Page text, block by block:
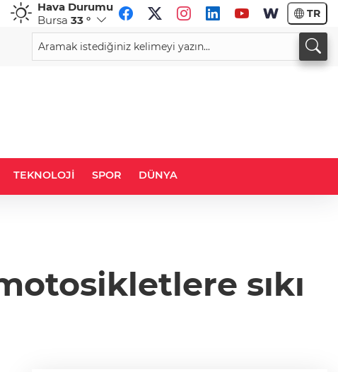
Hava Durumu
Bursa 33 ° TR
CHF
58,9673%0,08
33,9584
TEKNOLOJİ SPOR DÜNYA
sıkı